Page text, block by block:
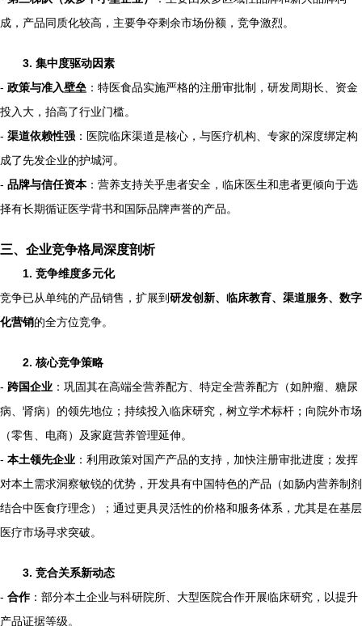
成，产品同质化较高，主要争夺剩余市场份额，竞争激烈。
3. 集中度驱动因素
- 政策与准入壁垒 ：特医食品实施严格的注册审批制，研发周期长、资金
投入大，抬高了行业门槛。
- 渠道依赖性强 ：医院临床渠道是核心，与医疗机构、专家的深度绑定构
成了先发企业的护城河。
- 品牌与信任资本：营养支持关乎患者安全，临床医生和患者更倾向于选
择有长期循证医学背书和国际品牌声誉的产品。
三、企业竞争格局深度剖析
1. 竞争维度多元化
竞争已从单纯的产品销售，扩展到研发创新、临床教育、渠道服务、数字
化营销的全方位竞争。
2. 核心竞争策略
- 跨国企业 ：巩固其在高端全营养配方、特定全营养配方（如肿瘤、糖尿
病、肾病）的领先地位；持续投入临床研究，树立学术标杆；向院外市场
（零售、电商）及家庭营养管理延伸。
- 本土领先企业 ：利用政策对国产产品的支持，加快注册审批进度；发挥
对本土需求洞察敏锐的优势，开发具有中国特色的产品（如肠内营养制剂
结合中医食疗理念）；通过更具灵活性的价格和服务体系，尤其是在基层
医疗市场寻求突破。
3. 竞合关系新动态
- 合作：部分本土企业与科研院所、大型医院合作开展临床研究，以提升
产品证据等级。